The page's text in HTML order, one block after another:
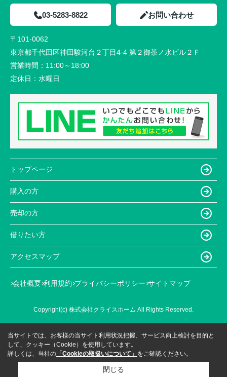
03-5283-8822 お問い合わせ
〒101-0062
東京都千代田区神田駿河台２丁目4-4 第２御茶ノ水ビル２Ｆ
営業時間： 11:00～18:00
定休日： 水曜日
トップページ
購入の方
売却の方
借りたい方
アクセスマップ
会社概要 利用規約 プライバシーポリシー サイトマップ
Copyright(c) 株式会社クライスホーム All Rights Reserved.
当サイトでは、お客様の当サイト利用状況把握、サービス向上検討を目的と
して、クッキー（Cookie）を使用しています。
詳しくは、当社の 「Cookieの取扱いについて」 をご確認ください。
閉じる